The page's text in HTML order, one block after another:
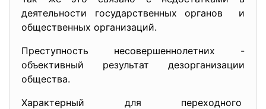
деятельности государственных органов и
общественных организаций.
Преступность несовершеннолетних -
объективный результат дезорганизации
общества.
Характерный для переходного